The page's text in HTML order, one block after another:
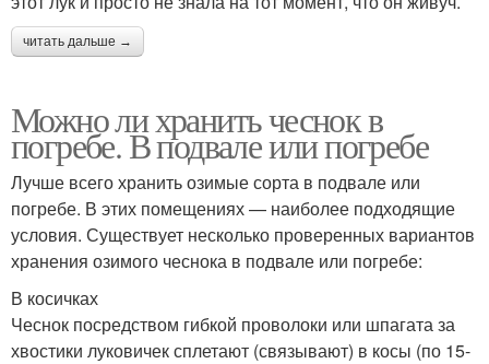
читать дальше →
Можно ли хранить чеснок в
погребе. В подвале или погребе
Лучше всего хранить озимые сорта в подвале или
погребе. В этих помещениях — наиболее подходящие
условия. Существует несколько проверенных вариантов
хранения озимого чеснока в подвале или погребе:
В косичках
Чеснок посредством гибкой проволоки или шпагата за
хвостики луковичек сплетают (связывают) в косы (по 15-